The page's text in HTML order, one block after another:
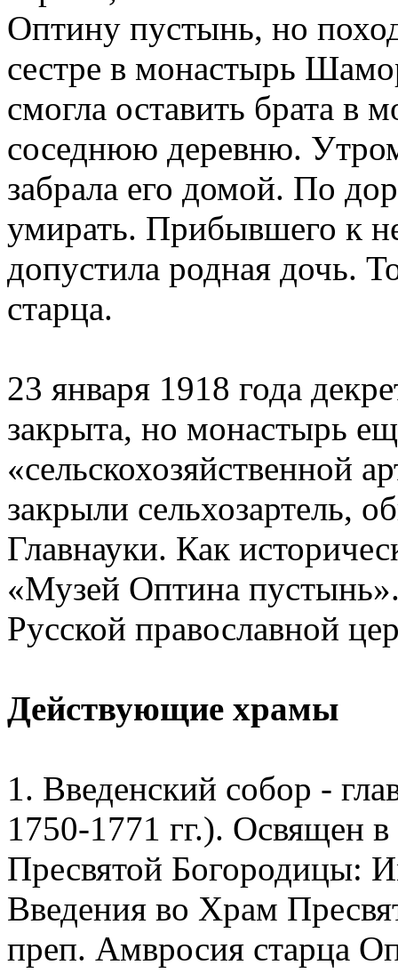
Оптину пустынь, но
сестре в монастырь
смогла оставить брата в
соседнюю деревню.
забрала его домой. По
умирать. Прибывшего к
допустила родная дочь.
старца.
23 января 1918 года
закрыта, но монастырь
«сельскохозяйственной
закрыли сельхозартель,
Главнауки. Как
«Музей Оптина
Русской православной
Действующие храмы
1. Введенский собор -
1750-1771 гг.). Освящен
Пресвятой Богородицы:
Введения во Храм
преп. Амвросия старца